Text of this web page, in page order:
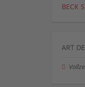
BECK
ART